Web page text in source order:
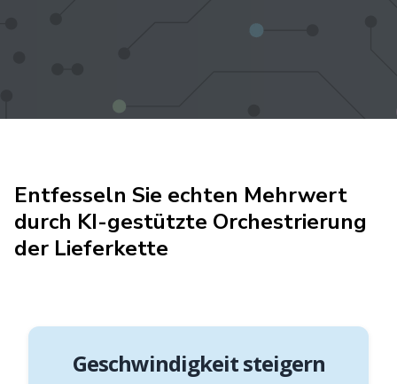
Entfesseln Sie echten Mehrwert
durch KI-gestützte Orchestrierung
der Lieferkette
Geschwindigkeit steigern